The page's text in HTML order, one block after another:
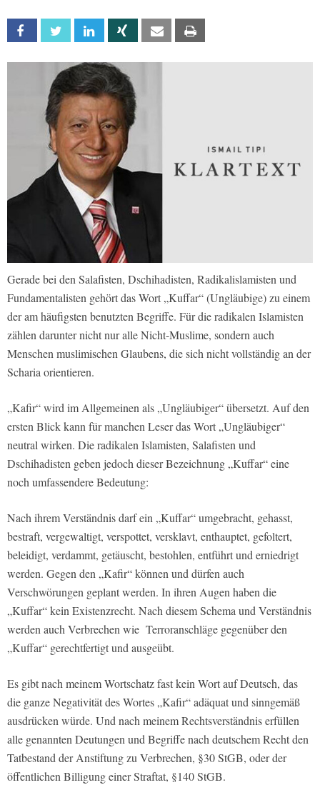
Facebook Twitter Linkedin Xing Email
Gerade bei den Salafisten, Dschihadisten, Radikalislamisten und
Fundamentalisten gehört das Wort „Kuffar“ (Ungläubige) zu einem
der am häufigsten benutzten Begriffe. Für die radikalen Islamisten
zählen darunter nicht nur alle Nicht-Muslime, sondern auch
Menschen muslimischen Glaubens, die sich nicht vollständig an der
Scharia orientieren.
„Kafir“ wird im Allgemeinen als „Ungläubiger“ übersetzt. Auf den
ersten Blick kann für manchen Leser das Wort „Ungläubiger“
neutral wirken. Die radikalen Islamisten, Salafisten und
Dschihadisten geben jedoch dieser Bezeichnung „Kuffar“ eine
noch umfassendere Bedeutung:
Nach ihrem Verständnis darf ein „Kuffar“ umgebracht, gehasst,
bestraft, vergewaltigt, verspottet, versklavt, enthauptet, gefoltert,
beleidigt, verdammt, getäuscht, bestohlen, entführt und erniedrigt
werden. Gegen den „Kafir“ können und dürfen auch
Verschwörungen geplant werden. In ihren Augen haben die
„Kuffar“ kein Existenzrecht. Nach diesem Schema und Verständnis
werden auch Verbrechen wie Terroranschläge gegenüber den
„Kuffar“ gerechtfertigt und ausgeübt.
Es gibt nach meinem Wortschatz fast kein Wort auf Deutsch, das
die ganze Negativität des Wortes „Kafir“ adäquat und sinngemäß
ausdrücken würde. Und nach meinem Rechtsverständnis erfüllen
alle genannten Deutungen und Begriffe nach deutschem Recht den
Tatbestand der Anstiftung zu Verbrechen, §30 StGB, oder der
öffentlichen Billigung einer Straftat, §140 StGB.